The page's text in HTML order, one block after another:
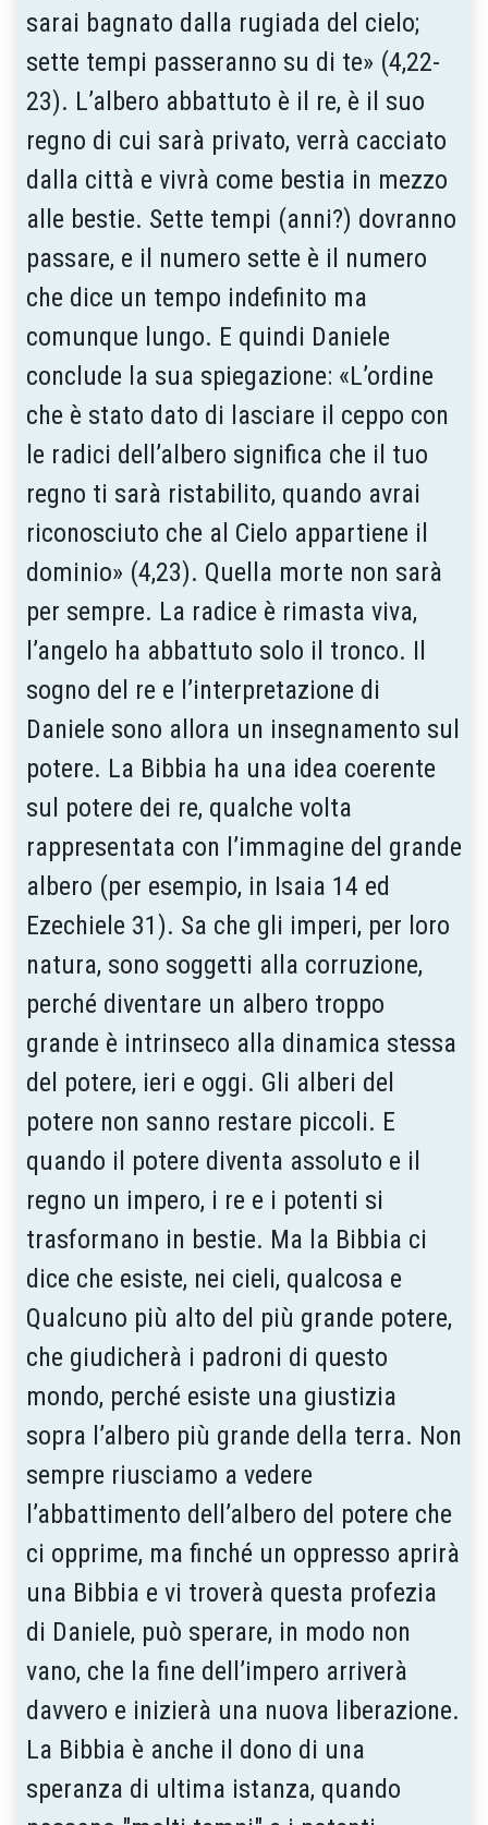
sarai bagnato dalla rugiada del cielo;
sette tempi passeranno su di te» (4,22-
23). L’albero abbattuto è il re, è il suo
regno di cui sarà privato, verrà cacciato
dalla città e vivrà come bestia in mezzo
alle bestie. Sette tempi (anni?) dovranno
passare, e il numero sette è il numero
che dice un tempo indefinito ma
comunque lungo. E quindi Daniele
conclude la sua spiegazione: «L’ordine
che è stato dato di lasciare il ceppo con
le radici dell’albero significa che il tuo
regno ti sarà ristabilito, quando avrai
riconosciuto che al Cielo appartiene il
dominio» (4,23). Quella morte non sarà
per sempre. La radice è rimasta viva,
l’angelo ha abbattuto solo il tronco. Il
sogno del re e l’interpretazione di
Daniele sono allora un insegnamento sul
potere. La Bibbia ha una idea coerente
sul potere dei re, qualche volta
rappresentata con l’immagine del grande
albero (per esempio, in Isaia 14 ed
Ezechiele 31). Sa che gli imperi, per loro
natura, sono soggetti alla corruzione,
perché diventare un albero troppo
grande è intrinseco alla dinamica stessa
del potere, ieri e oggi. Gli alberi del
potere non sanno restare piccoli. E
quando il potere diventa assoluto e il
regno un impero, i re e i potenti si
trasformano in bestie. Ma la Bibbia ci
dice che esiste, nei cieli, qualcosa e
Qualcuno più alto del più grande potere,
che giudicherà i padroni di questo
mondo, perché esiste una giustizia
sopra l’albero più grande della terra. Non
sempre riusciamo a vedere
l’abbattimento dell’albero del potere che
ci opprime, ma finché un oppresso aprirà
una Bibbia e vi troverà questa profezia
di Daniele, può sperare, in modo non
vano, che la fine dell’impero arriverà
davvero e inizierà una nuova liberazione.
La Bibbia è anche il dono di una
speranza di ultima istanza, quando